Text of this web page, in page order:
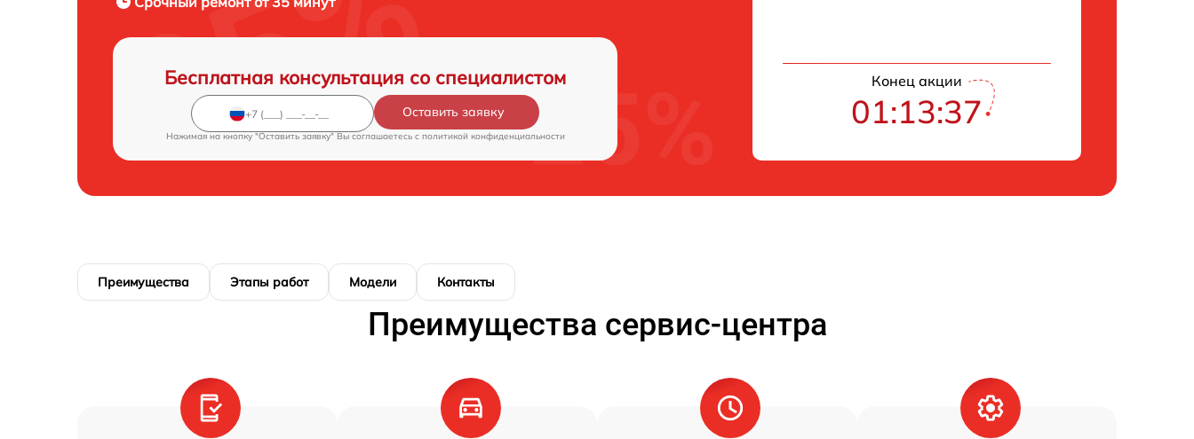
Бесплатная консультация со специалистом
Оставить заявку
Нажимая на кнопку "Оставить заявку" Вы соглашаетесь c политикой конфиденциальности
Конец акции
01:13:37
Преимущества Этапы работ Модели Контакты
Преимущества сервис-центра